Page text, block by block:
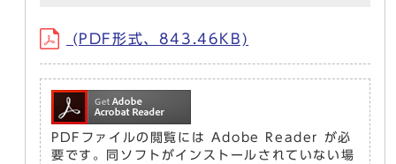
(PDF形式、843.46KB)
PDFファイルの閲覧には Adobe Reader が必
要です。同ソフトがインストールされていない場